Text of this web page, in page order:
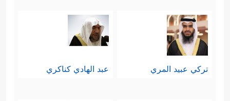
تركي عبيد المري عبد الهادي كناكري